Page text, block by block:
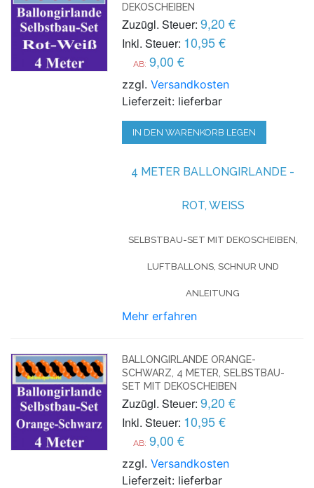
EKOSCHEIBEN
Zuzügl. Steuer: 9,20 €
Inkl. Steuer: 10,95 €
AB: 9,00 €
zzgl.Versandkosten
Lieferzeit: lieferbar
IN DEN WARENKORB LEGEN
4 METER BALLONGIRLANDE -
ROT, WEISS
SELBSTBAU-SET MIT DEKOSCHEIBEN,
LUFTBALLONS, SCHNUR UND
ANLEITUNG
Mehr erfahren
BALLONGIRLANDE ORANGE-
SCHWARZ, 4 METER, SELBSTBAU-
SET MIT DEKOSCHEIBEN
Zuzügl. Steuer: 9,20 €
Inkl. Steuer: 10,95 €
AB: 9,00 €
zzgl.Versandkosten
Lieferzeit: lieferbar